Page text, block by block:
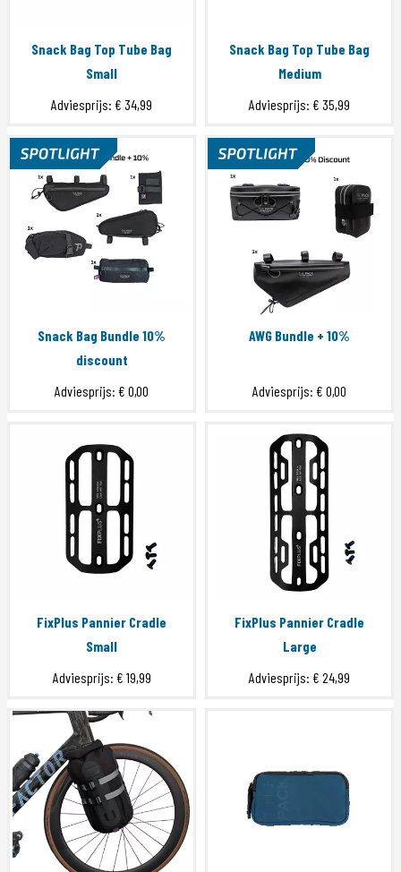
Snack Bag Top Tube Bag
Small
Adviesprijs: € 34,99
Snack Bag Top Tube Bag
Medium
Adviesprijs: € 35,99
Snack Bag Bundle 10%
discount
Adviesprijs: € 0,00
AWG Bundle + 10%
Adviesprijs: € 0,00
FixPlus Pannier Cradle
Small
Adviesprijs: € 19,99
FixPlus Pannier Cradle
Large
Adviesprijs: € 24,99